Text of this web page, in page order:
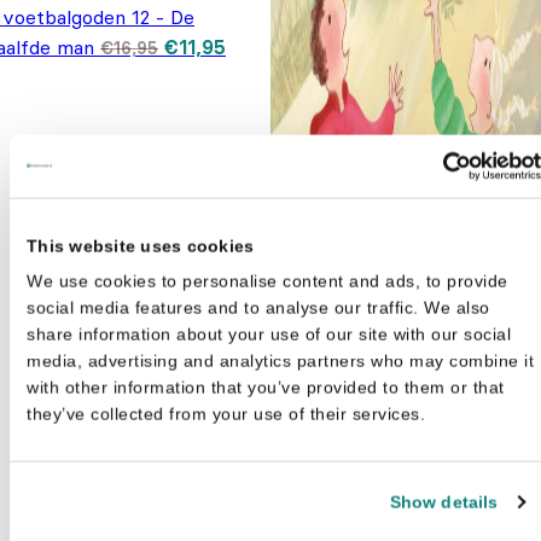
This website uses cookies
We use cookies to personalise content and ads, to provide
social media features and to analyse our traffic. We also
share information about your use of our site with our social
media, advertising and analytics partners who may combine it
with other information that you’ve provided to them or that
they’ve collected from your use of their services.
Show details
12 - De
man €16,95 Oorspronkelijke
prijs was:
€11,95 Huidige
prijs is:
€11,95.